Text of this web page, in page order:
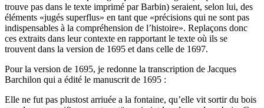
trouve pas dans le texte imprimé par Barbin) seraient, selon lui, des
éléments «jugés superflus» en tant que «précisions qui ne sont pas
indispensables à la compréhension de l’histoire». Replaçons donc
ces extraits dans leur contexte en rapportant le texte où ils se
trouvent dans la version de 1695 et dans celle de 1697.
Pour la version de 1695, je redonne la transcription de Jacques
Barchilon qui a édité le manuscrit de 1695 :
Elle ne fut pas plustost arriuée a la fontaine, qu’elle vit sortir du bois